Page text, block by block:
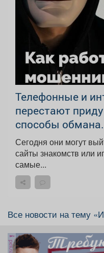
Телефонные и
перестают
способы обмана.
Сегодня они могут
сайты знакомств или
самые...
Все новости на тему